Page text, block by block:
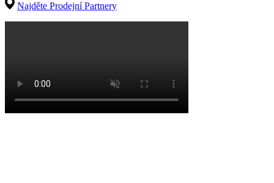
Najděte Prodejní Partnery